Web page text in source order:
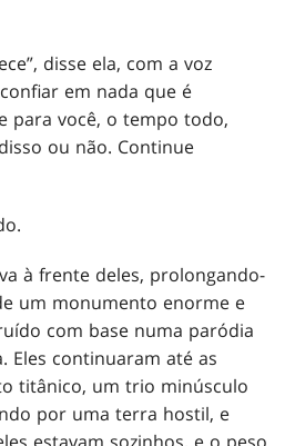
disse ela, com a voz
em nada que é
para você, o tempo todo,
ou não. Continue
à frente deles, prolongando-
um monumento enorme e
com base numa paródia
Eles continuaram até as
titânico, um trio minúsculo
por uma terra hostil, e